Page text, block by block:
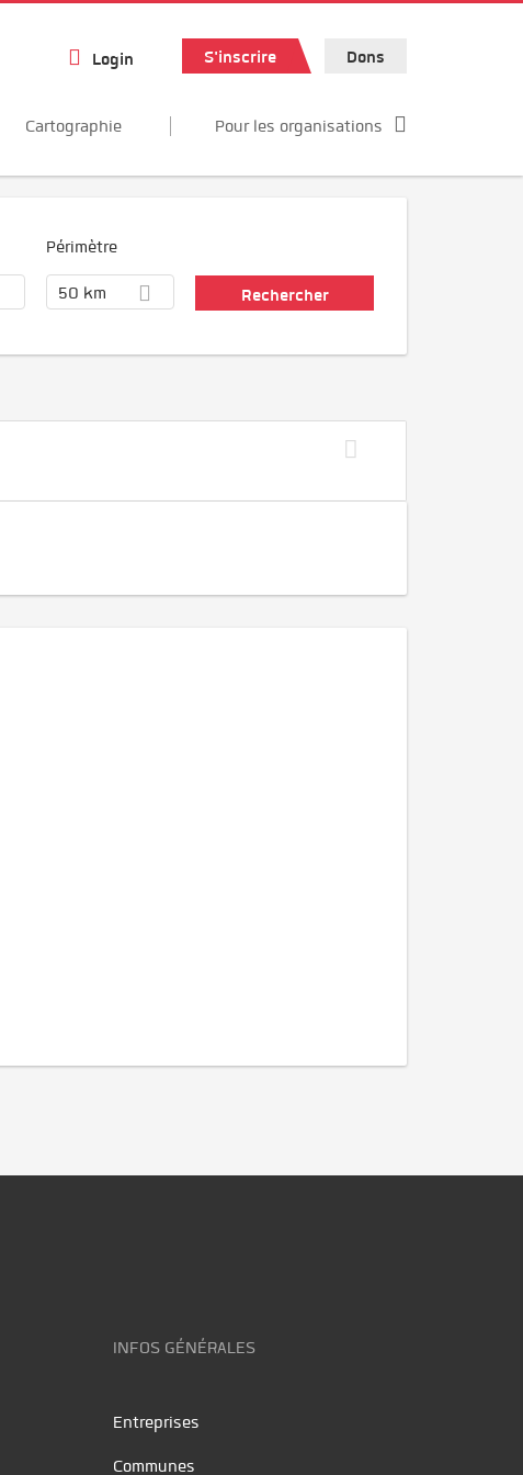
Login S'inscrire Dons
Cartographie Pour les organisations
Périmètre
50 km
INFOS GÉNÉRALES
Entreprises
Communes